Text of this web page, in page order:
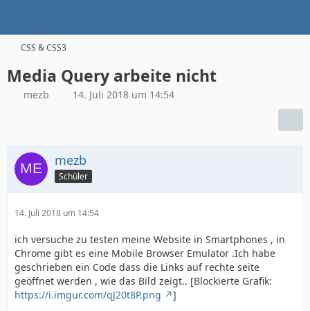
CSS & CSS3
Media Query arbeite nicht
mezb 14. Juli 2018 um 14:54
mezb
Schüler
14. Juli 2018 um 14:54
ich versuche zu testen meine Website in Smartphones , in
Chrome gibt es eine Mobile Browser Emulator .Ich habe
geschrieben ein Code dass die Links auf rechte seite
geöffnet werden , wie das Bild zeigt.. [Blockierte Grafik:
https://i.imgur.com/qJ20t8P.png
]